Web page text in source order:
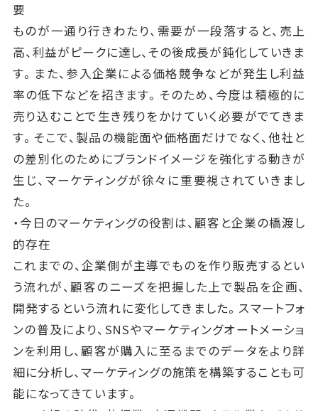
要
ものが一通り行きわたり、需要が一段落すると、売上
高、利益がピークに達し、その後成長が鈍化していきま
す。また、参入企業による価格競争などが発生し利益
率の低下などを招きます。そのため、今度は積極的に
売り込むことで生き残りをかけていく必要がでてきま
す。そこで、製品の機能面や価格面だけでなく、他社と
の差別化のためにブランドイメージを強化する動きが
生じ、マーケティングが徐々に重要視されていきまし
た。
・今日のマーケティングの役割は、顧客と企業の橋渡し
的存在
これまでの、企業側が主導でものを作り販売するとい
う流れが、顧客のニーズを把握した上で製品を企画、
開発するという流れに変化してきました。スマートフォ
ンの普及により、SNSやマーケティングオートメーショ
ンを利用し、顧客が購入に至るまでのデータをより詳
細に分析し、マーケティングの施策を構築することも可
能になってきています。